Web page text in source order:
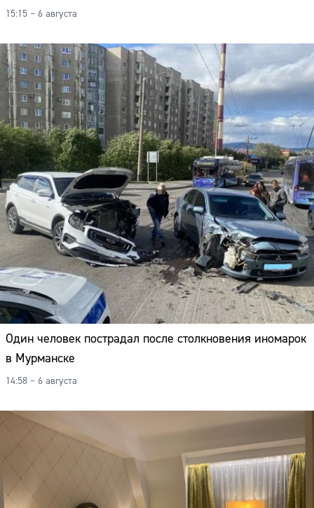
15:15 – 6 августа
Один человек пострадал после столкновения иномарок
в Мурманске
14:58 – 6 августа